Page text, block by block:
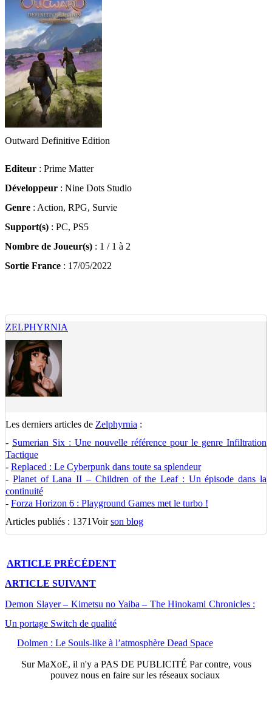
Outward Definitive Edition
Editeur : Prime Matter
Développeur : Nine Dots Studio
Genre : Action, RPG, Survie
Support(s) : PC, PS5
Nombre de Joueur(s) : 1 / 1 à 2
Sortie France : 17/05/2022
ZELPHYRNIA
Les derniers articles de Zelphyrnia :
- Sumerian Six : Une nouvelle référence pour le genre Infiltration
Tactique
- Replaced : Le Cyberpunk dans toute sa splendeur
- Planet of Lana II – Children of the Leaf : Un épisode dans la
continuité
- Forza Horizon 6 : Playground Games met le turbo !
Articles publiés : 1371Voirson blog
ARTICLE PRÉCÉDENT
ARTICLE SUIVANT
Demon Slayer – Kimetsu no Yaiba – The Hinokami Chronicles :
Un portage Switch de qualité
Dolmen : Le Souls-like à l’atmosphère Dead Space
SurMaXoE, il n'y a PAS DE PUBLICITÉ Par contre, vous
pouvez nous en faire sur les réseaux sociaux